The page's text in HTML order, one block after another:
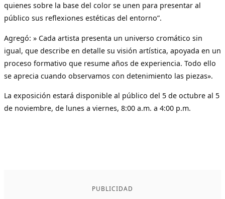
quienes sobre la base del color se unen para presentar al
público sus reflexiones estéticas del entorno”.
Agregó: » Cada artista presenta un universo cromático sin
igual, que describe en detalle su visión artística, apoyada en un
proceso formativo que resume años de experiencia. Todo ello
se aprecia cuando observamos con detenimiento las piezas».
La exposición estará disponible al público del 5 de octubre al 5
de noviembre, de lunes a viernes, 8:00 a.m. a 4:00 p.m.
PUBLICIDAD